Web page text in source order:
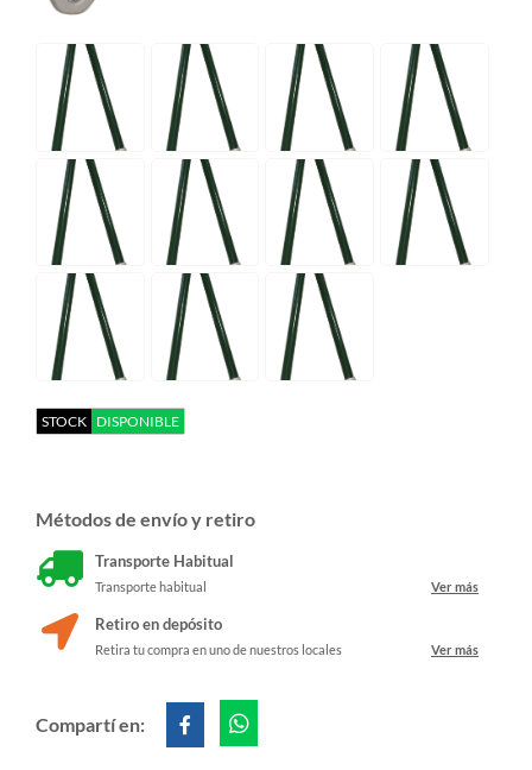
STOCK DISPONIBLE
Métodos de envío y retiro
Transporte Habitual
Transporte habitual Ver más
Retiro en depósito
Retira tu compra en uno de nuestros locales Ver más
Compartí en: